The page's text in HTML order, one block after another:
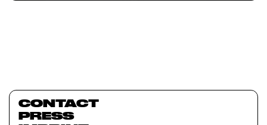
CONTACT
PRESS